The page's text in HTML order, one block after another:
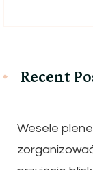
Recent
Wesele